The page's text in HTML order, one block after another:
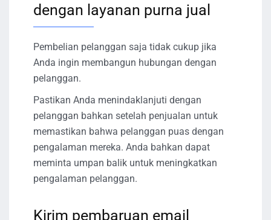
dengan layanan purna jual
Pembelian pelanggan saja tidak cukup jika
Anda ingin membangun hubungan dengan
pelanggan.
Pastikan Anda menindaklanjuti dengan
pelanggan bahkan setelah penjualan untuk
memastikan bahwa pelanggan puas dengan
pengalaman mereka. Anda bahkan dapat
meminta umpan balik untuk meningkatkan
pengalaman pelanggan.
Kirim pembaruan email